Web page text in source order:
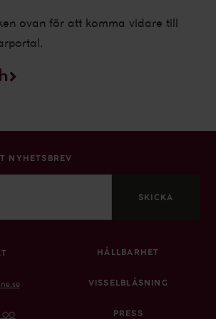
ovan för att komma vidare till
NYHETSBREV
SKICKA
00
HÅLLBARHET
VISSELBLÅSNING
PRESS